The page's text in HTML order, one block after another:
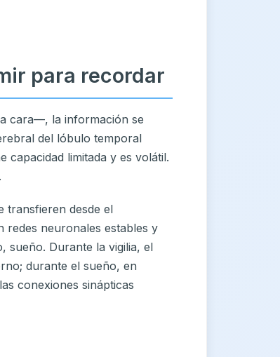
para recordar
cara—, la información se
del lóbulo temporal
capacidad limitada y es volátil.
transfieren desde el
redes neuronales estables y
sueño. Durante la vigilia, el
durante el sueño, en
conexiones sinápticas